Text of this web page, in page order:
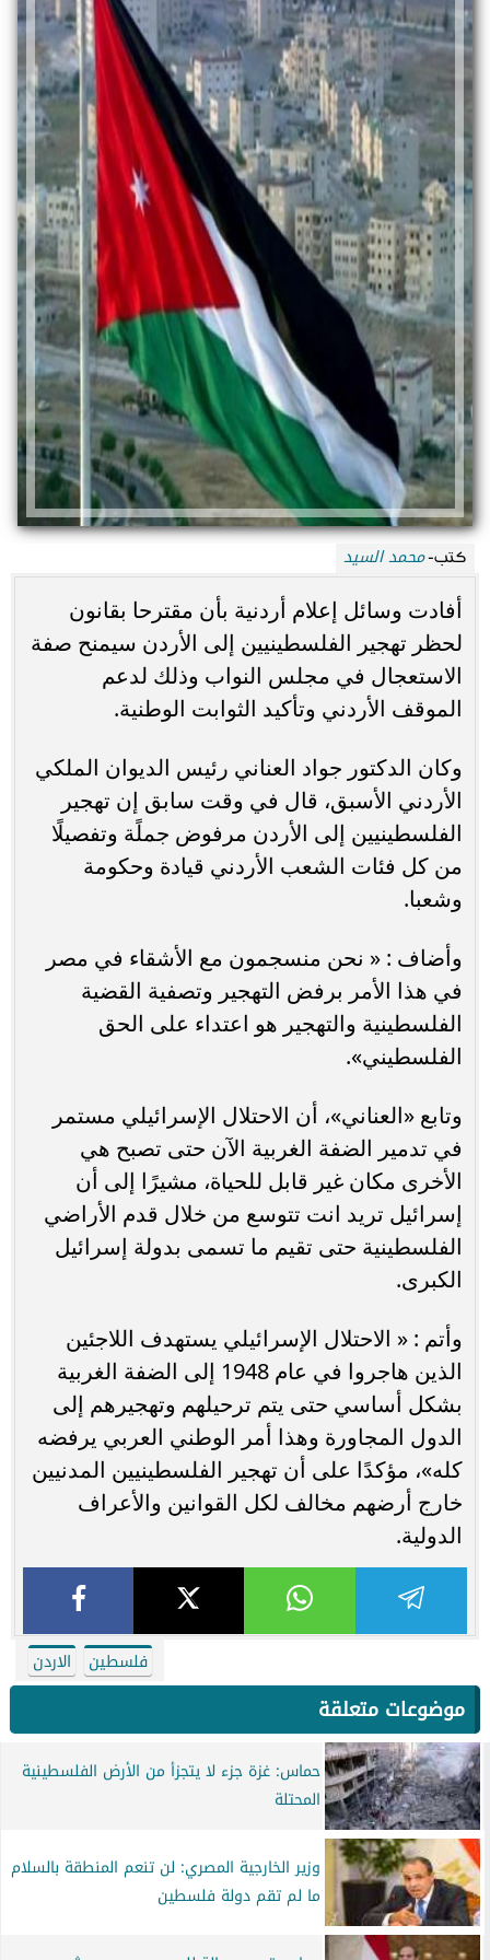
كتب-محمد السيد
أفادت وسائل إعلام أردنية بأن مقترحا بقانون
لحظر تهجير الفلسطينيين إلى الأردن سيمنح صفة
الاستعجال في مجلس النواب وذلك لدعم
الموقف الأردني وتأكيد الثوابت الوطنية.
وكان الدكتور جواد العناني رئيس الديوان الملكي
الأردني الأسبق، قال في وقت سابق إن تهجير
الفلسطينيين إلى الأردن مرفوض جملًة وتفصيلًا
من كل فئات الشعب الأردني قيادة وحكومة
وشعبا.
وأضاف : « نحن منسجمون مع الأشقاء في مصر
في هذا الأمر برفض التهجير وتصفية القضية
الفلسطينية والتهجير هو اعتداء على الحق
الفلسطيني».
وتابع «العناني»، أن الاحتلال الإسرائيلي مستمر
في تدمير الضفة الغربية الآن حتى تصبح هي
الأخرى مكان غير قابل للحياة، مشيرًا إلى أن
إسرائيل تريد انت تتوسع من خلال قدم الأراضي
الفلسطينية حتى تقيم ما تسمى بدولة إسرائيل
الكبرى.
وأتم : « الاحتلال الإسرائيلي يستهدف اللاجئين
الذين هاجروا في عام 1948 إلى الضفة الغربية
بشكل أساسي حتى يتم ترحيلهم وتهجيرهم إلى
الدول المجاورة وهذا أمر الوطني العربي يرفضه
كله»، مؤكدًا على أن تهجير الفلسطينيين المدنيين
خارج أرضهم مخالف لكل القوانين والأعراف
الدولية.
فلسطين الاردن
موضوعات متعلقة
حماس: غزة جزء لا يتجزأ من الأرض الفلسطينية
المحتلة
وزير الخارجية المصري: لن تنعم المنطقة بالسلام
ما لم تقم دولة فلسطين